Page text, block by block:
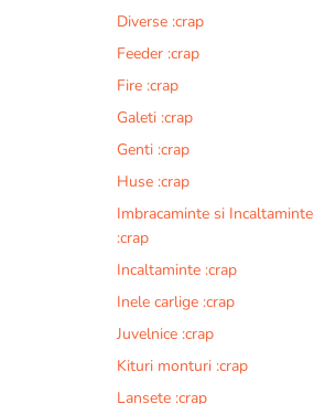
Diverse :crap
Feeder :crap
Fire :crap
Galeti :crap
Genti :crap
Huse :crap
Imbracaminte si Incaltaminte
:crap
Incaltaminte :crap
Inele carlige :crap
Juvelnice :crap
Kituri monturi :crap
Lansete :crap